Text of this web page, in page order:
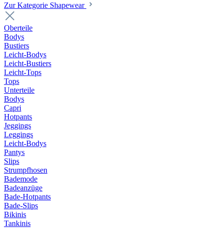
Zur Kategorie Shapewear
Oberteile
Bodys
Bustiers
Leicht-Bodys
Leicht-Bustiers
Leicht-Tops
Tops
Unterteile
Bodys
Capri
Hotpants
Jeggings
Leggings
Leicht-Bodys
Pantys
Slips
Strumpfhosen
Bademode
Badeanzüge
Bade-Hotpants
Bade-Slips
Bikinis
Tankinis